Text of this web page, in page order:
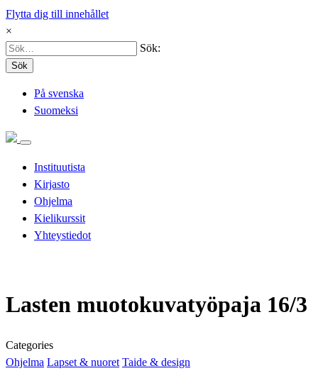
Flytta dig till innehållet
×
Sök:
Sök
På svenska
Suomeksi
Instituutista
Kirjasto
Ohjelma
Kielikurssit
Yhteystiedot
Lasten muotokuvatyöpaja 16/3
Categories
Ohjelma Lapset & nuoret Taide & design